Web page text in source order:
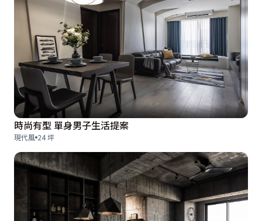
時尚有型 單身男子生活提案
現代風 24 坪